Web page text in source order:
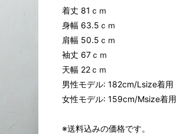
着丈 81ｃｍ
身幅 63.5ｃｍ
肩幅 50.5ｃｍ
袖丈 67ｃｍ
天幅 22ｃｍ
男性モデル: 182cm/Lsize着用
女性モデル: 159cm/Msize着用
※送料込みの価格です。